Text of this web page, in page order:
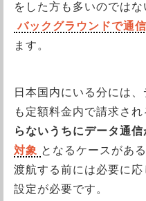
をした方も多いのでは
バックグラウンドで通信
ます。
日本国内にいる分には
も定額料金内で請求され
らないうちにデータ通信
対象 となるケースがあ
渡航する前には必要に応
設定が必要です。